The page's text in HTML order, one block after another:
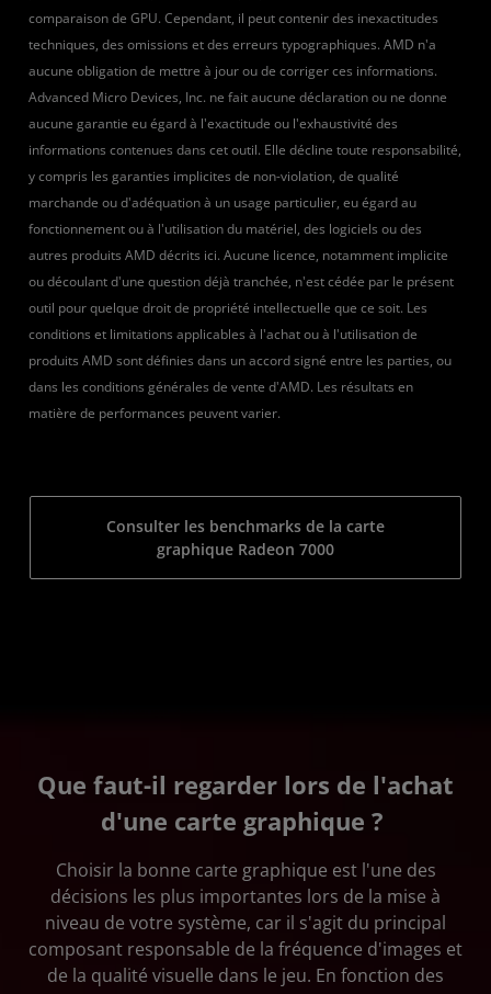
comparaison de GPU. Cependant, il peut contenir des inexactitudes
techniques, des omissions et des erreurs typographiques. AMD n'a
aucune obligation de mettre à jour ou de corriger ces informations.
Advanced Micro Devices, Inc. ne fait aucune déclaration ou ne donne
aucune garantie eu égard à l'exactitude ou l'exhaustivité des
informations contenues dans cet outil. Elle décline toute responsabilité,
y compris les garanties implicites de non-violation, de qualité
marchande ou d'adéquation à un usage particulier, eu égard au
fonctionnement ou à l'utilisation du matériel, des logiciels ou des
autres produits AMD décrits ici. Aucune licence, notamment implicite
ou découlant d'une question déjà tranchée, n'est cédée par le présent
outil pour quelque droit de propriété intellectuelle que ce soit. Les
conditions et limitations applicables à l'achat ou à l'utilisation de
produits AMD sont définies dans un accord signé entre les parties, ou
dans les conditions générales de vente d'AMD. Les résultats en
matière de performances peuvent varier.
Consulter les benchmarks de la carte
graphique Radeon 7000
Que faut-il regarder lors de l'achat
d'une carte graphique ?
Choisir la bonne carte graphique est l'une des
décisions les plus importantes lors de la mise à
niveau de votre système, car il s'agit du principal
composant responsable de la fréquence d'images et
de la qualité visuelle dans le jeu. En fonction des